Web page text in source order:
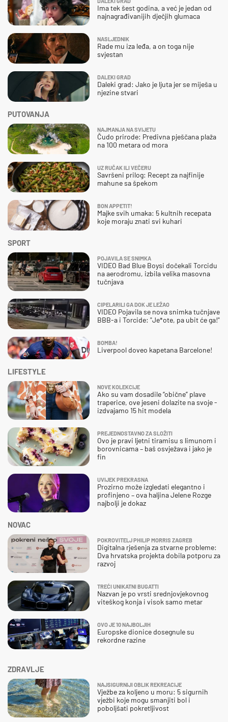
ZDRAVLJE
NAJSIGURNIJI OBLIK REKREACIJE
Vježbe za koljeno u moru: 5 sigurnih
vježbi koje mogu smanjiti bol i
poboljšati pokretljivost
SPORT
POJAVILA SE SNIMKA
VIDEO Bad Blue Boysi dočekali Torcidu
na aerodromu, izbila velika masovna
tučnjava
CIPELARILI GA DOK JE LEŽAO
VIDEO Pojavila se nova snimka tučnjave
BBB-a i Torcide: "Je*ote, pa ubit će ga!"
BOMBA!
Liverpool doveo kapetana Barcelone!
Ima tek šest godina, a već je jedan od
najnagrađivanijih dječjih glumaca
NASLJEDNIK
Rade mu iza leđa, a on toga nije
svjestan
DALEKI GRAD
Daleki grad: Jako je ljuta jer se miješa u
njezine stvari
PUTOVANJA
NAJMANJA NA SVIJETU
Čudo prirode: Predivna pješčana plaža
na 100 metara od mora
UZ RUČAK ILI VEČERU
Savršeni prilog: Recept za najfinije
mahune sa špekom
BON APPETIT!
Majke svih umaka: 5 kultnih recepata
koje moraju znati svi kuhari
NOVAC
POKROVITELJ PHILIP MORRIS ZAGREB
Digitalna rješenja za stvarne probleme:
Dva hrvatska projekta dobila potporu za
razvoj
TREĆI UNIKATNI BUGATTI
Nazvan je po vrsti srednjovjekovnog
viteškog konja i visok samo metar
OVO JE 10 NAJBOLJIH
Europske dionice dosegnule su
rekordne razine
LIFESTYLE
NOVE KOLEKCIJE
Ako su vam dosadile “obične” plave
traperice, ove jeseni dolazite na svoje -
izdvajamo 15 hit modela
PREJEDNOSTAVNO ZA SLOŽITI
Ovo je pravi ljetni tiramisu s limunom i
borovnicama – baš osvježava i jako je
fin
UVIJEK PREKRASNA
Prozirno može izgledati elegantno i
profinjeno – ova haljina Jelene Rozge
najbolji je dokaz